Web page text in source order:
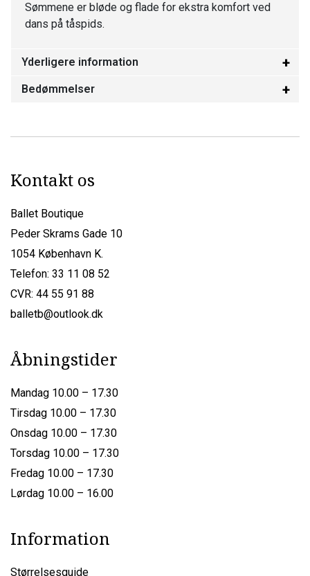
Sømmene er bløde og flade for ekstra komfort ved
dans på tåspids.
Yderligere information
Bedømmelser
Kontakt os
Ballet Boutique
Peder Skrams Gade 10
1054 København K.
Telefon: 33 11 08 52
CVR: 44 55 91 88
balletb@outlook.dk
Åbningstider
Mandag 10.00 – 17.30
Tirsdag 10.00 – 17.30
Onsdag 10.00 – 17.30
Torsdag 10.00 – 17.30
Fredag 10.00 – 17.30
Lørdag 10.00 – 16.00
Information
Størrelsesguide